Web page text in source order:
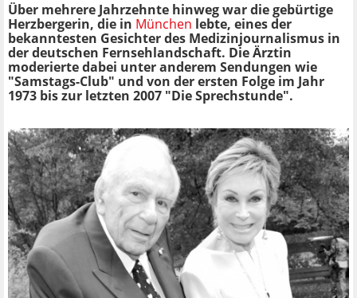
Über mehrere Jahrzehnte hinweg war die gebürtige
Herzbergerin, die in München lebte, eines der
bekanntesten Gesichter des Medizinjournalismus in
der deutschen Fernsehlandschaft. Die Ärztin
moderierte dabei unter anderem Sendungen wie
"Samstags-Club" und von der ersten Folge im Jahr
1973 bis zur letzten 2007 "Die Sprechstunde".